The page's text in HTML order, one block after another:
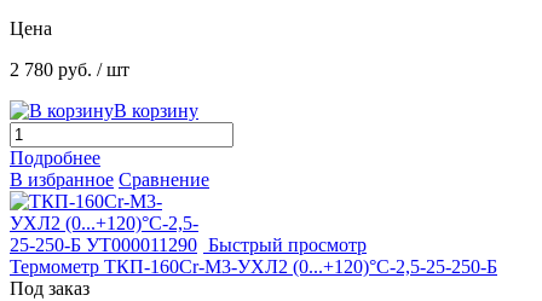
Цена
2 780 руб. / шт
В корзину
Подробнее
В избранное Сравнение
Быстрый просмотр
Термометр ТКП-160Сr-М3-УХЛ2 (0...+120)°С-2,5-25-250-Б
Под заказ